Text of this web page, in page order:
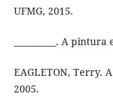
UFMG, 2015.
__________. A
EAGLETON, Terry.
2005.